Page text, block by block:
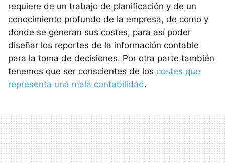
requiere de un trabajo de planificación y de un
conocimiento profundo de la empresa, de como y
donde se generan sus costes, para así poder
diseñar los reportes de la información contable
para la toma de decisiones. Por otra parte también
tenemos que ser conscientes de los costes que
representa una mala contabilidad.